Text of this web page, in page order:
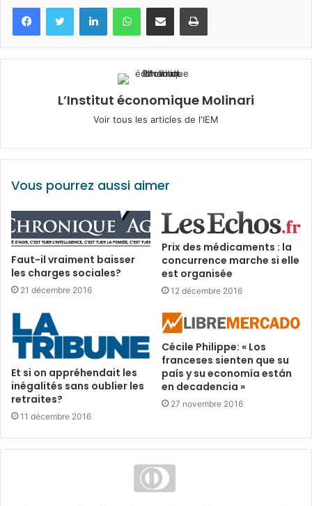
FacebookTwitter LinkedinWhatsApp
Partagez par mail Imprimez
L’Institut économique Molinari
Voir tous les articles de l'IEM
Vous pourrez aussi aimer
Faut-il vraiment baisser
les charges sociales?
21 décembre 2016
Prix des médicaments : la
concurrence marche si elle
est organisée
12 décembre 2016
Et si on appréhendait les
inégalités sans oublier les
retraites?
11 décembre 2016
Cécile Philippe: « Los
franceses sienten que su
país y su economía están
en decadencia »
27 novembre 2016